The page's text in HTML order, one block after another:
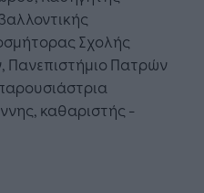
Σχολής
Πανεπιστήμιο Πατρών
καθαριστής -